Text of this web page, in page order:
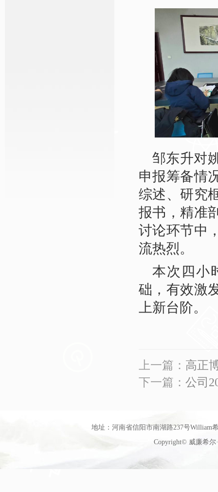
邹东升对
申报筹备情
综述、研究
报书，精准
讨论环节中
流热烈。
本次四小
础，有效激
上新台阶。
上一篇： 高正
下一篇： 公司
地址：河南省信阳市南湖路237号William
Copyright© 威廉希